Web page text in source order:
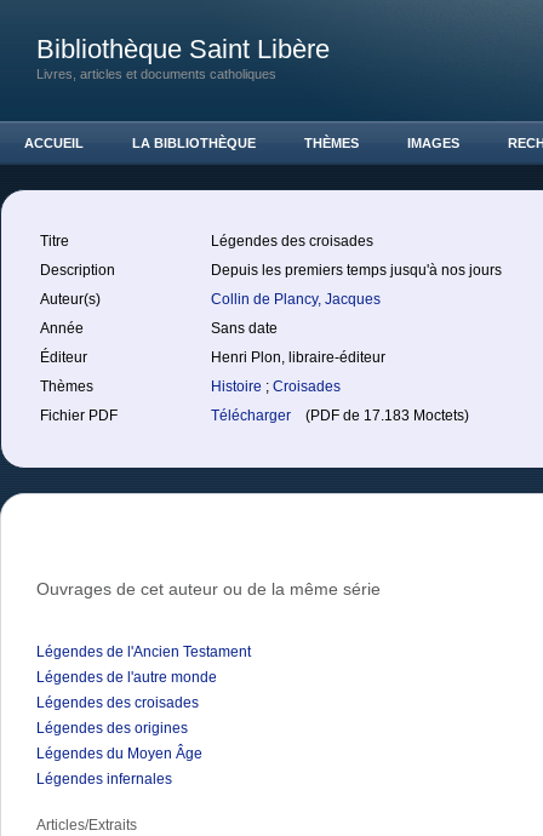
Bibliothèque Saint Libère
Livres, articles et documents catholiques
ACCUEIL LA BIBLIOTHÈQUE THÈMES IMAGES
Titre
Légendes des croisades
Description
Depuis les premiers temps jusqu'à nos jours
Auteur(s)
Collin de Plancy, Jacques
Année
Sans date
Éditeur
Henri Plon, libraire-éditeur
Thèmes
Histoire ; Croisades
Fichier PDF
Télécharger (PDF de 17.183 Moctets)
Ouvrages de cet auteur ou de la même série
Légendes de l'Ancien Testament
Légendes de l'autre monde
Légendes des croisades
Légendes des origines
Légendes du Moyen Âge
Légendes infernales
Articles/Extraits